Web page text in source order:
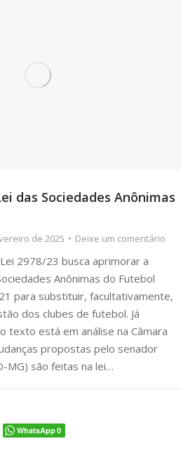
das Sociedades Anônimas
de 2025 Deixe um comentário
2978/23 busca aprimorar a
Anônimas do Futebol
para substituir, facultativamente,
dos clubes de futebol. Já
texto está em análise na Câmara
propostas pelo senador
MG) são feitas na lei…
WhatsApp0